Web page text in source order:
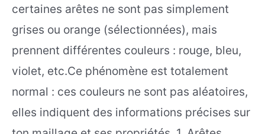
certaines arêtes ne sont pas simplement
grises ou orange (sélectionnées), mais
prennent différentes couleurs : rouge, bleu,
violet, etc.Ce phénomène est totalement
normal : ces couleurs ne sont pas aléatoires,
elles indiquent des informations précises sur